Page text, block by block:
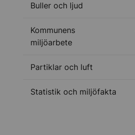
Buller och ljud
Kommunens
miljöarbete
Partiklar och luft
Statistik och miljöfakta